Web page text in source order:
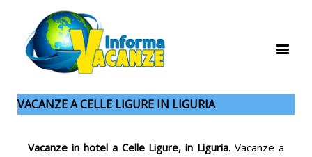
VACANZE A CELLE LIGURE IN LIGURIA
Vacanze in hotel a Celle Ligure, in Liguria. Vacanze a